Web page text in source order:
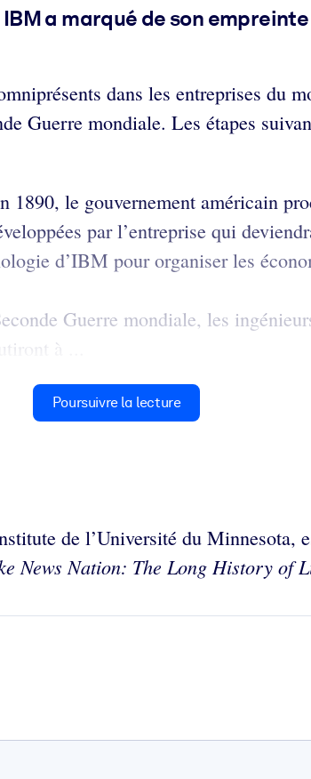
a marqué de son
dans les entreprises du
Guerre mondiale. Les étapes
1890, le gouvernement américain
par l’entreprise qui
d’IBM pour organiser les
Guerre mondiale, les
à ...
Poursuivre la lecture
de l’Université du Minnesota,
News Nation: The Long History of